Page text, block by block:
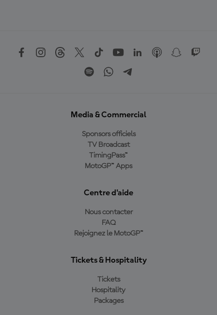
Media & Commercial
Sponsors officiels
TV Broadcast
TimingPass™
MotoGP™ Apps
Centre d'aide
Nous contacter
FAQ
Rejoignez le MotoGP™
Tickets & Hospitality
Tickets
Hospitality
Packages